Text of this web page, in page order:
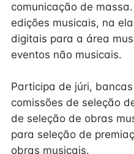
comunicação de
edições musicais, na
digitais para a área
eventos não musicais.
Participa de júri,
comissões de seleção
de seleção de obras
para seleção de
obras musicais.